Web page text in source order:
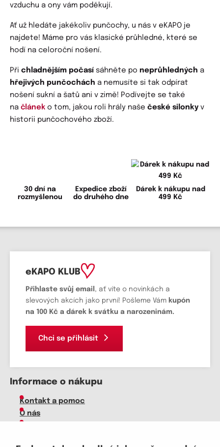
vzduchu a ony vám poděkují.
Ať už hledáte jakékoliv punčochy, u nás v eKAPO je
najdete! Máme pro vás klasické průhledné, které se
hodí na celoroční nošení.
Při chladnějším počasí sáhněte po neprůhledných a
hřejivých punčochách a nemusíte si tak odpírat
nošení sukní a šatů ani v zimě! Podívejte se také
na článek o tom, jakou roli hrály naše české silonky v
historii punčochového zboží.
30 dní na
rozmyšlenou
Expedice zboží
do druhého dne
Dárek k nákupu nad
499 Kč
eKAPO KLUB
Přihlaste svůj email , ať víte o novinkách a
slevových akcích jako první! Pošleme Vám kupón
na 100 Kč a dárek k svátku a narozeninám.
Chci se přihlásit
Informace o nákupu
Kontakt a pomoc
O nás